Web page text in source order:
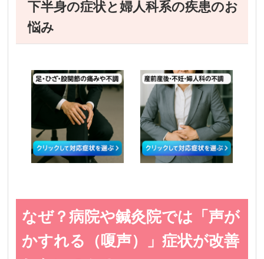
下半身の症状と婦人科系の疾患のお
悩み
なぜ？病院や鍼灸院では「声が
かすれる（嗄声）」症状が改善